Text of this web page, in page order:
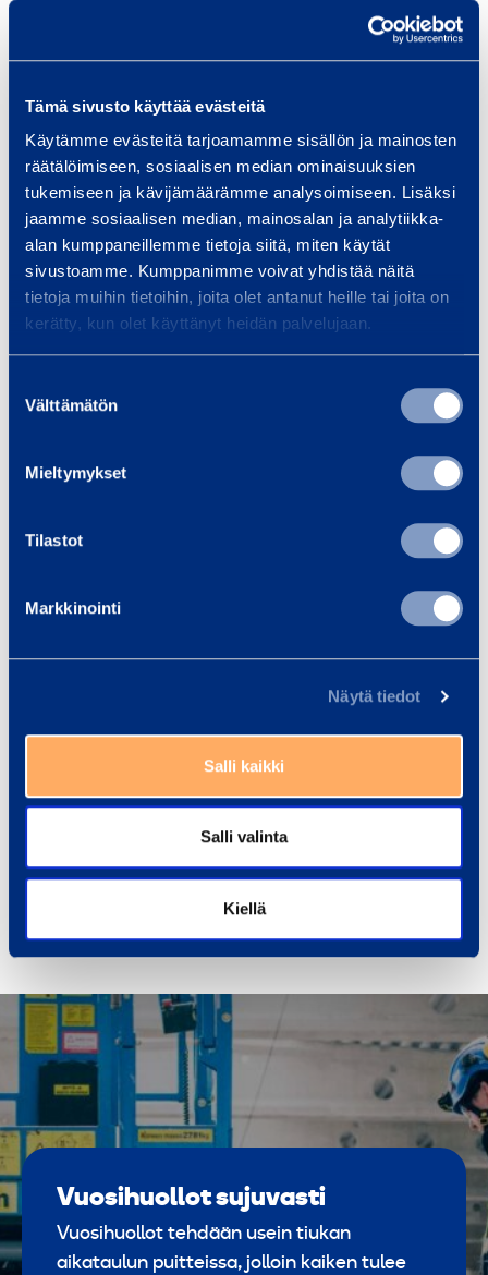
Tämä sivusto käyttää evästeitä
Käytämme evästeitä tarjoamamme sisällön ja mainosten
räätälöimiseen, sosiaalisen median ominaisuuksien
tukemiseen ja kävijämäärämme analysoimiseen. Lisäksi
jaamme sosiaalisen median, mainosalan ja analytiikka-
alan kumppaneillemme tietoja siitä, miten käytät
sivustoamme. Kumppanimme voivat yhdistää näitä
tietoja muihin tietoihin, joita olet antanut heille tai joita on
kerätty, kun olet käyttänyt heidän palvelujaan.
valinta
Välttämätön
Mieltymykset
Tilastot
Markkinointi
Näytä tiedot
Salli kaikki
Salli valinta
Kiellä
Tietolii­ken­ne­verk­ko­kalusto
Tila­t
Tarvikemyynti
Vuosihuollot sujuvasti
Vuosihuollot tehdään usein tiukan
aikataulun puitteissa, jolloin kaiken tulee